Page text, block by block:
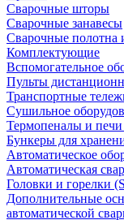
Сварочные шторы
Сварочные занавесы
Сварочные полотна
Комплектующие
Вспомогательное
Пульты
Транспортные
Сушильное
Термопеналы и печи
Бункеры для
Автоматическое
Автоматическая
Головки и горелки
Дополнительные
автоматической